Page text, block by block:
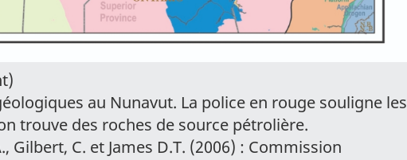
au Nunavut. La police en rouge souligne les
trouve des roches de source pétrolière.
Gilbert, C. et James D.T. (2006) : Commission